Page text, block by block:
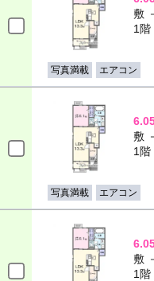
敷
1階
写真満載 エアコン
敷
1階
写真満載 エアコン
敷
1階